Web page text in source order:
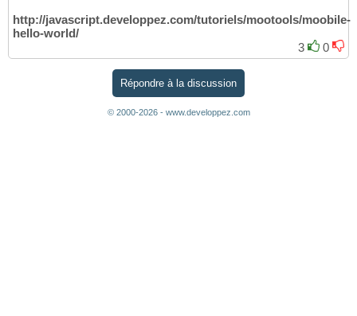
http://javascript.developpez.com/tutoriels/mootools/moobile-
hello-world/
3
0
Répondre à la discussion
© 2000-2026 - www.developpez.com